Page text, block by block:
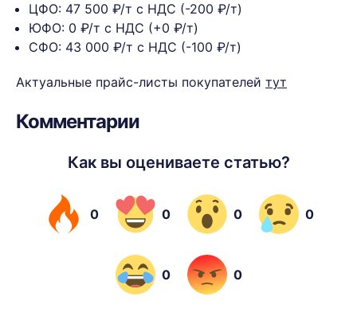
ЦФО: 47 500 ₽/т с НДС (-200 ₽/т)
ЮФО: 0 ₽/т с НДС (+0 ₽/т)
СФО: 43 000 ₽/т с НДС (-100 ₽/т)
Актуальные прайс-листы покупателей тут
Комментарии